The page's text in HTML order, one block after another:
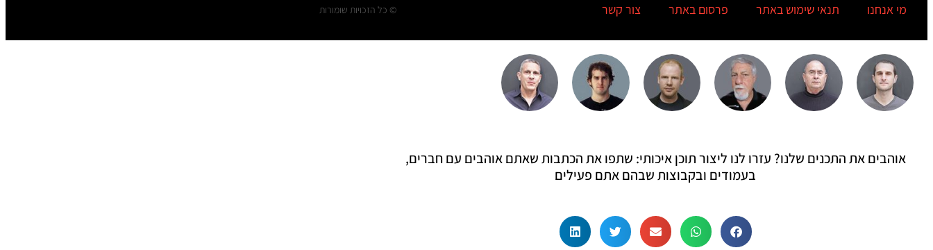
מי אנחנו תנאי שימוש באתר פרסום באתר צור קשר © כל הזכויות שומורות
אוהבים את התכנים שלנו? עזרו לנו ליצור תוכן איכותי: שתפו את הכתבות שאתם אוהבים עם חברים,
בעמודים ובקבוצות שבהם אתם פעילים